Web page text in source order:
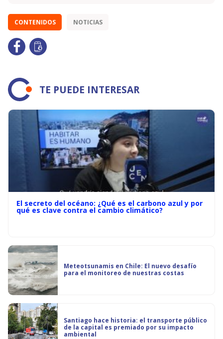
CONTENIDOS NOTICIAS
TE PUEDE INTERESAR
El secreto del océano: ¿Qué es el carbono azul y por
qué es clave contra el cambio climático?
Meteotsunamis en Chile: El nuevo desafío
para el monitoreo de nuestras costas
Santiago hace historia: el transporte público
de la capital es premiado por su impacto
ambiental